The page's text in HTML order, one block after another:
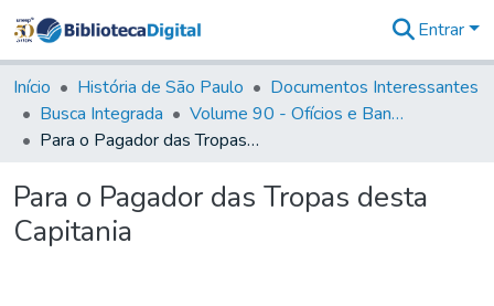
&
Coleções
Tudo na
Biblioteca
Estatísticas
Entrar
Início História de São Paulo
Documentos Interessantes
Busca Integrada
Volume 90 - Ofícios e Bandos do Capitão General, Conde de Palma, aos funcionários da Capitania (1814- 1817)
Para o Pagador das Tropas desta Capitania
Para o Pagador das Tropas desta
Capitania